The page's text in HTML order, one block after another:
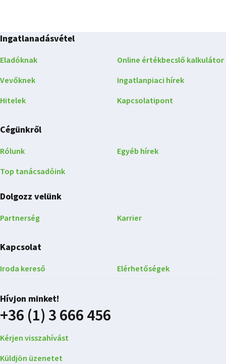
Ingatlanadásvétel
Eladóknak
Vevőknek
Hitelek
Online értékbecslő kalkulátor
Ingatlanpiaci hírek
Kapcsolatipont
Cégünkről
Rólunk
Top tanácsadóink
Egyéb hírek
Dolgozz velünk
Partnerség Karrier
Kapcsolat
Iroda kereső Elérhetőségek
Hívjon minket!
+36 (1) 3 666 456
Kérjen visszahívást
Küldjön üzenetet